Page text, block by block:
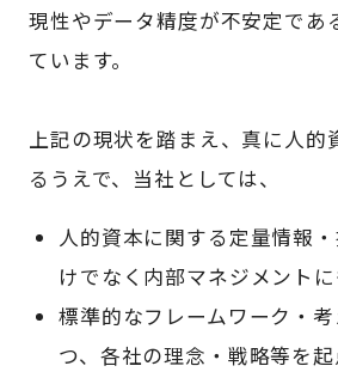
現性やデータ精度が不安定であ
ています。
上記の現状を踏まえ、真に人的
るうえで、当社としては、
人的資本に関する定量情報
けでなく内部マネジメント
標準的なフレームワーク・
つ、各社の理念・戦略等を